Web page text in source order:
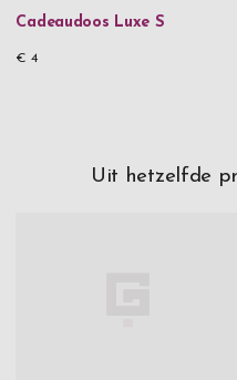
Cadeaudoos Luxe S
€ 4
Uit hetzelfde